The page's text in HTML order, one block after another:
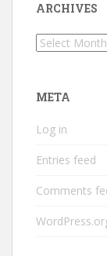
ARCHIVES
Archives
META
Log in
Entries feed
Comments